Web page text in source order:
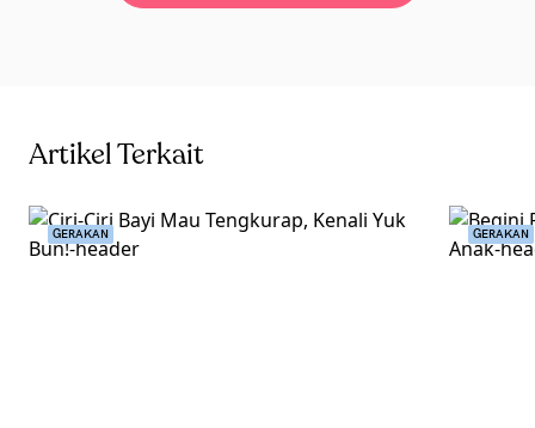
Artikel Terkait
GERAKAN GERAKAN